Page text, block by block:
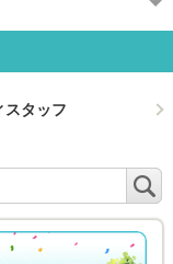
スタッフ